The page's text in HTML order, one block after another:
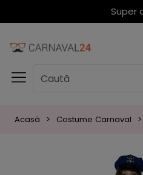
Super
Acasă Costume Carnaval